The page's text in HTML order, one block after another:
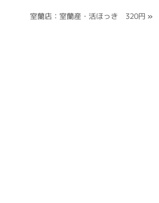
室蘭店：室蘭産・活ほっき 320円 »